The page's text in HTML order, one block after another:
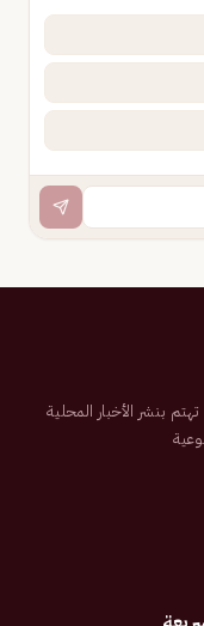
إلكترونية سعودية تم تأسيسها عام 2007م تهتم بنشر الأخبار المحلية